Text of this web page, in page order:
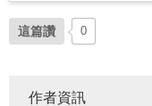
這篇讚 0
作者資訊